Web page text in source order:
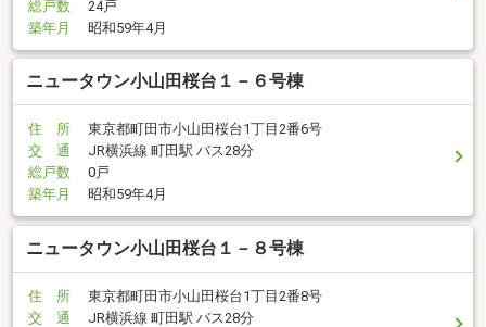
総戸数
24戸
築年月
昭和59年4月
ニュータウン小山田桜台１－６号棟
住 所
東京都町田市小山田桜台1丁目2番6号
交 通
JR横浜線 町田駅 バス28分
総戸数
0戸
築年月
昭和59年4月
ニュータウン小山田桜台１－８号棟
住 所
東京都町田市小山田桜台1丁目2番8号
交 通
JR横浜線 町田駅 バス28分